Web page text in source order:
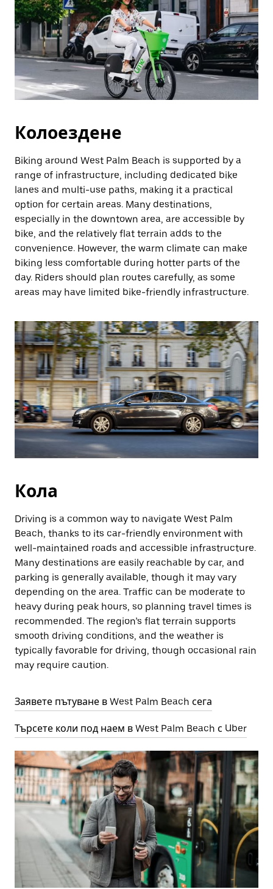
Колоездене
Biking around West Palm Beach is supported by a
range of infrastructure, including dedicated bike
lanes and multi-use paths, making it a practical
option for certain areas. Many destinations,
especially in the downtown area, are accessible by
bike, and the relatively flat terrain adds to the
convenience. However, the warm climate can make
biking less comfortable during hotter parts of the
day. Riders should plan routes carefully, as some
areas may have limited bike-friendly infrastructure.
Кола
Driving is a common way to navigate West Palm
Beach, thanks to its car-friendly environment with
well-maintained roads and accessible infrastructure.
Many destinations are easily reachable by car, and
parking is generally available, though it may vary
depending on the area. Traffic can be moderate to
heavy during peak hours, so planning travel times is
recommended. The region’s flat terrain supports
smooth driving conditions, and the weather is
typically favorable for driving, though occasional rain
may require caution.
Заявете пътуване в West Palm Beach сега
Търсете коли под наем в West Palm Beach с Uber